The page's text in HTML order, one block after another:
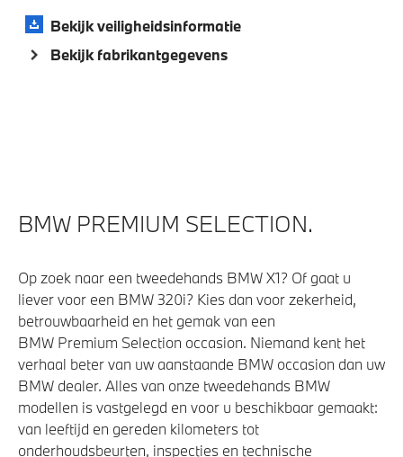
bestuurderzijde
Alarmsysteem klasse 3 (VbV/SCM)
Parking assistant plus
stuurwiel
Veiligheid
Isofix bevestiging passagierstoel voor
Actieve Voetgangersbescherming
Bekijk veiligheidsinformatie
Bekijk fabrikantgegevens
BMW PREMIUM SELECTION.
Op zoek naar een tweedehands BMW X1? Of gaat u
liever voor een BMW 320i? Kies dan voor zekerheid,
betrouwbaarheid en het gemak van een
BMW Premium Selection occasion. Niemand kent het
verhaal beter van uw aanstaande BMW occasion dan uw
BMW dealer. Alles van onze tweedehands BMW
modellen is vastgelegd en voor u beschikbaar gemaakt:
van leeftijd en gereden kilometers tot
onderhoudsbeurten, inspecties en technische